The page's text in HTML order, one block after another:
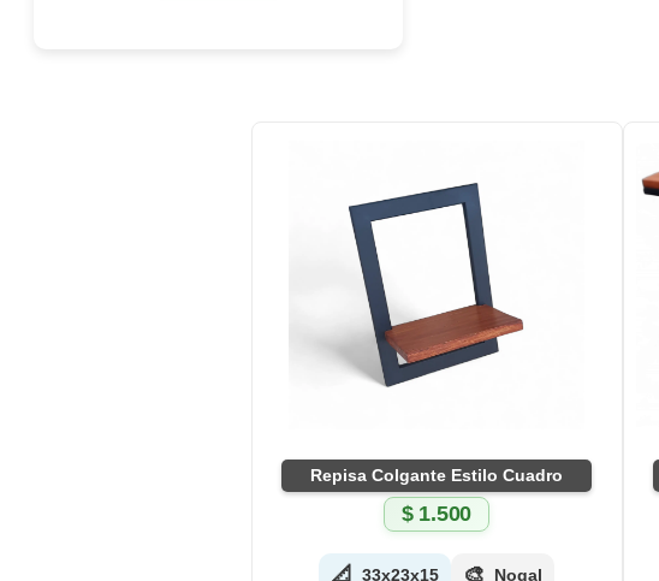
Repisa Colgante Estilo Cuadro
$1.500
📐 33x23x15 🎨 Nogal